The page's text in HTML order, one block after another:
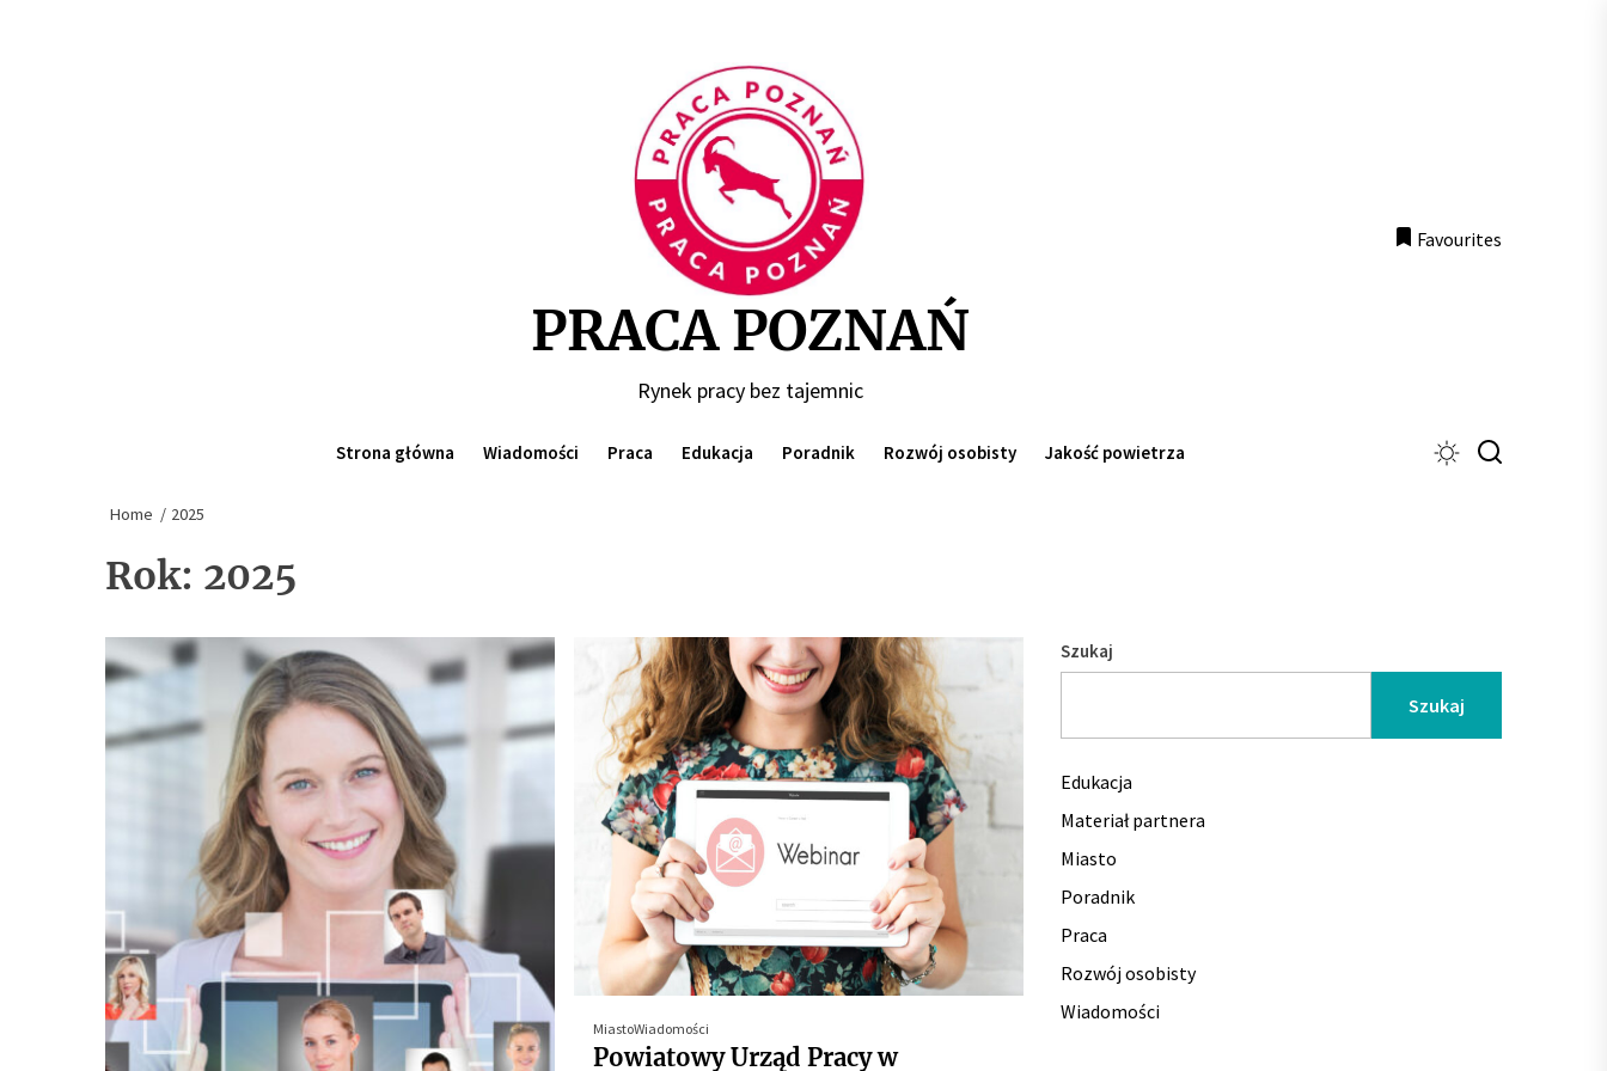
PRACA POZNAŃ
Rynek pracy bez tajemnic
Favourites
Strona główna Wiadomości Praca Edukacja Poradnik Rozwój osobisty Jakość powietrza
Home 2025
Rok: 2025
MiastoWiadomości
Powiatowy Urząd Pracy w
Szukaj
Szukaj
Edukacja
Materiał partnera
Miasto
Poradnik
Praca
Rozwój osobisty
Wiadomości